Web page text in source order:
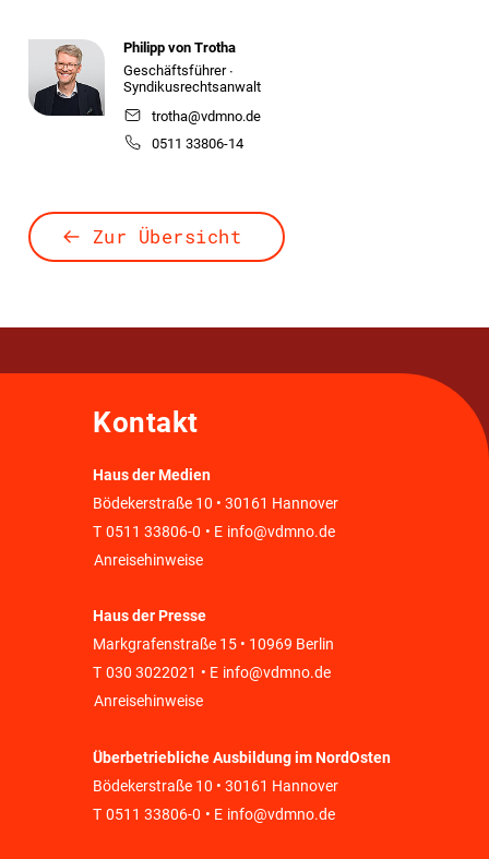
Philipp von Trotha
Geschäftsführer ∙
Syndikusrechtsanwalt
trotha@vdmno.de
0511 33806-14
Zur Übersicht
Kontakt
Haus der Medien
Bödekerstraße 10 • 30161 Hannover
T 0511 33806-0 • E info@vdmno.de
Anreisehinweise
Haus der Presse
Markgrafenstraße 15 • 10969 Berlin
T 030 3022021 • E info@vdmno.de
Anreisehinweise
Überbetriebliche Ausbildung im NordOsten
Bödekerstraße 10 • 30161 Hannover
T 0511 33806-0 • E info@vdmno.de